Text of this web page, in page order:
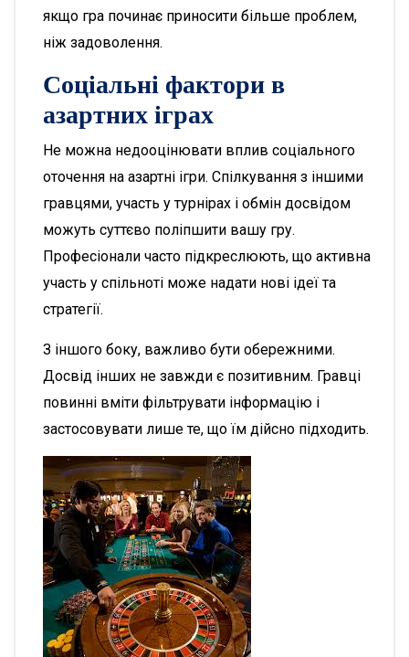
якщо гра починає приносити більше проблем,
ніж задоволення.
Соціальні фактори в
азартних іграх
Не можна недооцінювати вплив соціального
оточення на азартні ігри. Спілкування з іншими
гравцями, участь у турнірах і обмін досвідом
можуть суттєво поліпшити вашу гру.
Професіонали часто підкреслюють, що активна
участь у спільноті може надати нові ідеї та
стратегії.
З іншого боку, важливо бути обережними.
Досвід інших не завжди є позитивним. Гравці
повинні вміти фільтрувати інформацію і
застосовувати лише те, що їм дійсно підходить.